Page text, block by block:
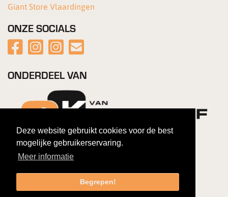
Deze website gebruikt cookies voor de best
mogelijke gebruikerservaring.
Meer informatie
Begrepen!
Giant Store Vlaardingen
ONZE SOCIALS
ONDERDEEL VAN
Copyright 2026 Van Kortenhof Fietsen